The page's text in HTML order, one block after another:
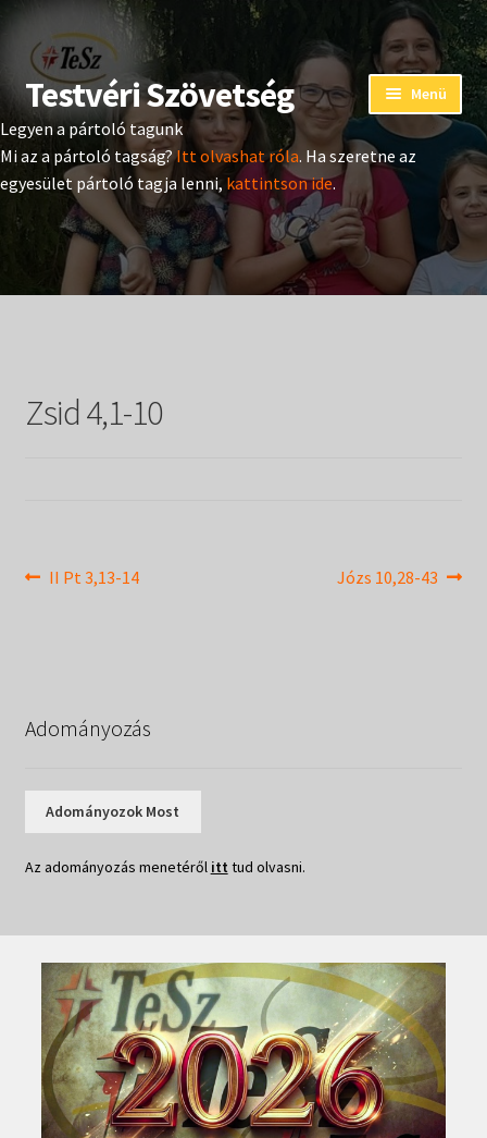
Ugrás
a
navigációhoz
Kilépés
a
tartalomba
Testvéri Szövetség Menü
Eseménynaptár
Adományozás
Pártoló tag belépés
Kiadványok
menu
Legyen a pártoló tagunk
Mi az a pártoló tagság?Itt olvashat róla. Ha szeretne az
egyesület pártoló tagja lenni, kattintson ide.
Zsid 4,1-10
Bejegyzés
Previous
II Pt 3,13-14
Next
Józs 10,28-43
Adományozás
Adományozok Most
Az adományozás menetéről itt tud olvasni.